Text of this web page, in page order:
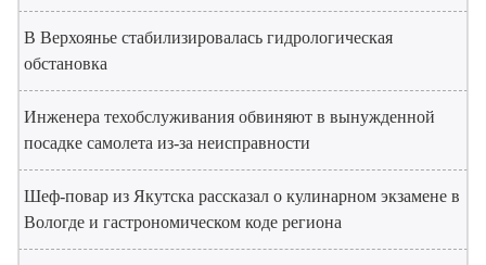
В Верхоянье стабилизировалась гидрологическая
обстановка
Инженера техобслуживания обвиняют в вынужденной
посадке самолета из-за неисправности
Шеф-повар из Якутска рассказал о кулинарном экзамене в
Вологде и гастрономическом коде региона